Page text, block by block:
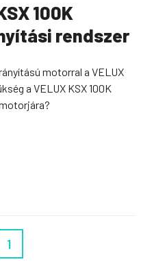
100K
rendszer
motorral a VELUX
a VELUX KSX 100K
1